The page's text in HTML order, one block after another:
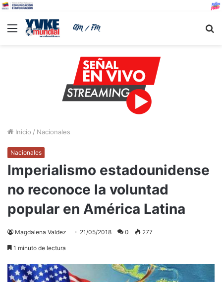
Menu
Inicio / Nacionales
Nacionales
Imperialismo estadounidense
no reconoce la voluntad
popular en América Latina
Magdalena Valdez 21/05/2018 0 277
1 minuto de lectura